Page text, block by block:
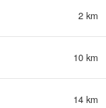
2 km
10 km
14 km